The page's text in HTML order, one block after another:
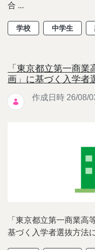
合 ...
学校 中学生
「東京都立第一商
画」に基づく入学者
作成日時 26/08/
「東京都立第一商業高
基づく入学者選抜方法